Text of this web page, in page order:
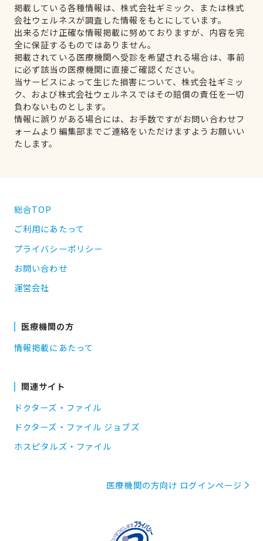
掲載している各種情報は、株式会社ギミック、または株式
会社ウェルネスが調査した情報をもとにしています。
出来るだけ正確な情報掲載に努めておりますが、内容を完
全に保証するものではありません。
掲載されている医療機関へ受診を希望される場合は、事前
に必ず該当の医療機関に直接ご確認ください。
当サービスによって生じた損害について、株式会社ギミッ
ク、および株式会社ウェルネスではその賠償の責任を一切
負わないものとします。
情報に誤りがある場合には、お手数ですがお問い合わせフ
ォームより編集部までご連絡をいただけますようお願いい
たします。
総合TOP
ご利用にあたって
プライバシーポリシー
お問い合わせ
運営会社
医療機関の方
情報掲載にあたって
関連サイト
ドクターズ・ファイル
ドクターズ・ファイル ジョブズ
ホスピタルズ・ファイル
医療機関の方向け ログインページ